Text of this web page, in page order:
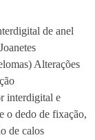
de anel
Alterações
interdigital e
o dedo de fixação,
de calos